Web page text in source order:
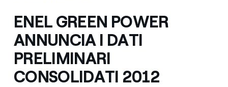
ENEL GREEN POWER
ANNUNCIA I DATI
PRELIMINARI
CONSOLIDATI 2012